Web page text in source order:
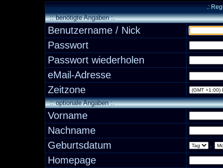
.:
:: benötigte Angaben :.
Benutzername / Nick
Passwort
Passwort wiederholen
eMail-Adresse
Zeitzone
:: optionale Angaben :.
Vorname
Nachname
Geburtsdatum
Homepage